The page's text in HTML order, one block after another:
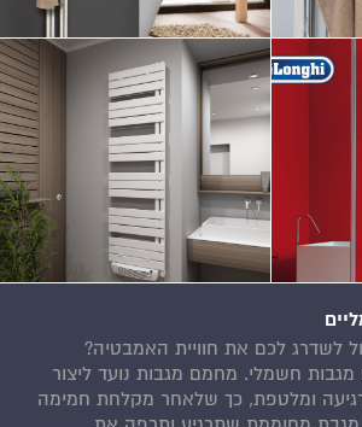
לשדרג לכם את חוויית האמבטיה?
חשמלי. מחמם מגבות נועד ליצור
ומלטפת, כך שלאחר מקלחת חמימה